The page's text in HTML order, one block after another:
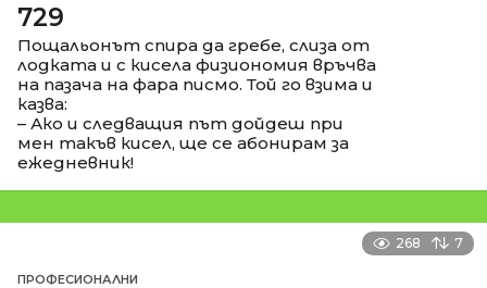
729
Пощальонът спира да гребе, слиза от
лодката и с кисела физиономия връчва
на пазача на фара писмо. Той го взима и
казва:
– Ако и следващия път дойдеш при
мен такъв кисел, ще се абонирам за
ежедневник!
268 7
ПРОФЕСИОНАЛНИ